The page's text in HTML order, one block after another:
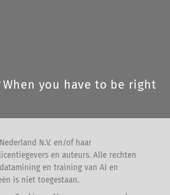
When you have to be right
N.V. en/of haar
en auteurs. Alle rechten
en training van AI en
is niet toegestaan.